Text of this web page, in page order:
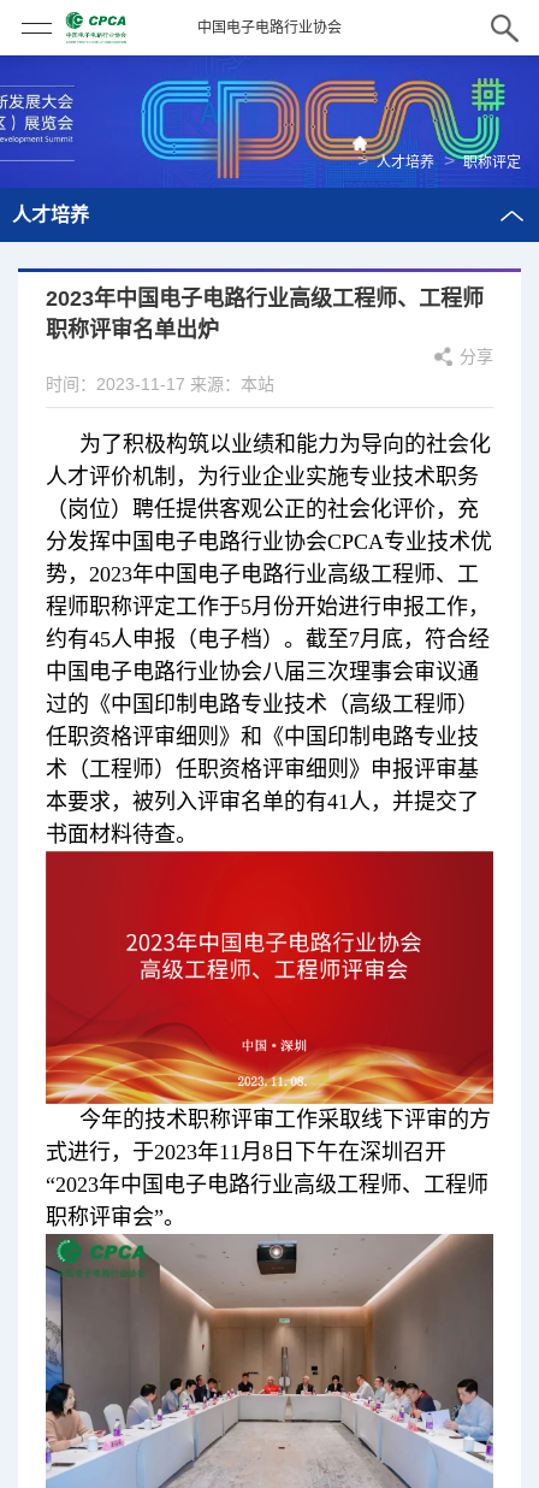
中国电子电路行业协会
> 人才培养 > 职称评定
人才培养
2023年中国电子电路行业高级工程师、工程师
职称评审名单出炉
分享
时间：2023-11-17 来源：本站
为了积极构筑以业绩和能力为导向的社会化
人才评价机制，为行业企业实施专业技术职务
（岗位）聘任提供客观公正的社会化评价，充
分发挥中国电子电路行业协会CPCA专业技术优
势，2023年中国电子电路行业高级工程师、工
程师职称评定工作于5月份开始进行申报工作，
约有45人申报（电子档）。截至7月底，符合经
中国电子电路行业协会八届三次理事会审议通
过的《中国印制电路专业技术（高级工程师）
任职资格评审细则》和《中国印制电路专业技
术（工程师）任职资格评审细则》申报评审基
本要求，被列入评审名单的有41人，并提交了
书面材料待查。
今年的技术职称评审工作采取线下评审的方
式进行，于2023年11月8日下午在深圳召开
“2023年中国电子电路行业高级工程师、工程师
职称评审会”。